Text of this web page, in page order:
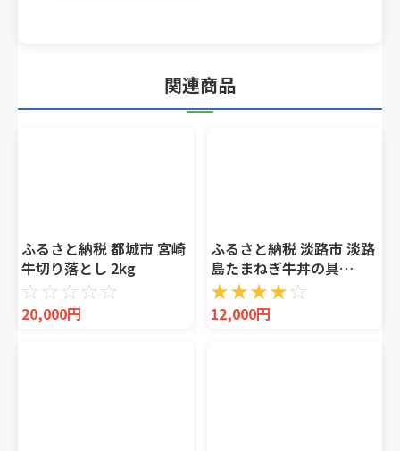
関連商品
ふるさと納税 都城市 宮崎
牛切り落とし 2kg
☆☆☆☆☆
20,000円
ふるさと納税 淡路市 淡路
島たまねぎ牛丼の具
150g×10食 ai01732
★★★★☆
12,000円